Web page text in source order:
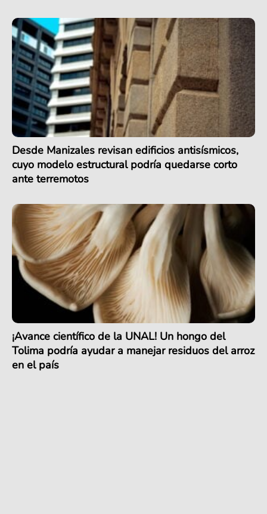
Desde Manizales revisan edificios antisísmicos,
cuyo modelo estructural podría quedarse corto
ante terremotos
¡Avance científico de la UNAL! Un hongo del
Tolima podría ayudar a manejar residuos del arroz
en el país